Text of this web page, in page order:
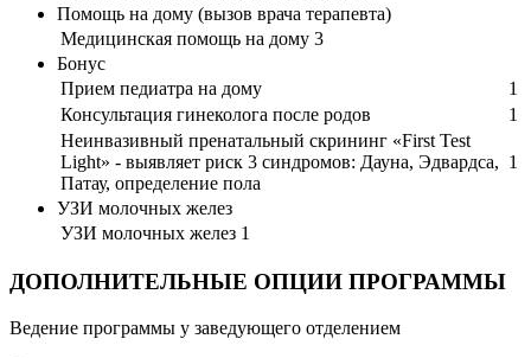
Помощь на дому (вызов врача терапевта)
Медицинская помощь на дому 3
Бонус
Прием педиатра на дому
1
Консультация гинеколога после родов
1
Неинвазивный пренатальный скрининг «First Test
Light» - выявляет риск 3 синдромов: Дауна, Эдвардса,
Патау, определение пола
1
УЗИ молочных желез
УЗИ молочных желез 1
ДОПОЛНИТЕЛЬНЫЕ ОПЦИИ ПРОГРАММЫ
Ведение программы у заведующего отделением